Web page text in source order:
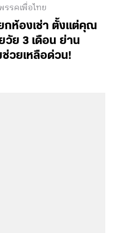
รรคเพื่อไทย
กห้องเช่า ตั้งแต่คุณ
ย 3 เดือน ย่าน
วยเหลือด่วน!